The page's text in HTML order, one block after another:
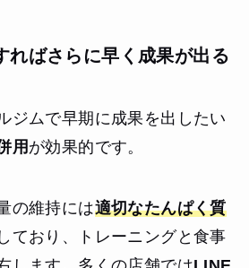
ればさらに早く成果が出る
ジムで早期に成果を出したい
用 が効果的です。
の維持には適切なたんぱく質
ており、トレーニングと食事